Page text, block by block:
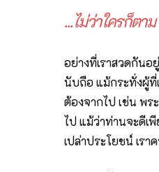
...ไม่ว่าใครก็ต
อย่างที่เราสวดกันอ
นับถือ แม้กระทั่งผู้ที่
ต้องจากไป เช่น พร
ไป แม้ว่าท่านจะดีเ
เปล่าประโยชน์ เร